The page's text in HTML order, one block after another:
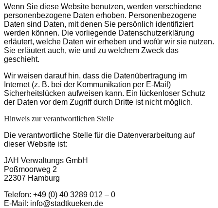
Wenn Sie diese Website benutzen, werden verschiedene
personenbezogene Daten erhoben. Personenbezogene
Daten sind Daten, mit denen Sie persönlich identifiziert
werden können. Die vorliegende Datenschutzerklärung
erläutert, welche Daten wir erheben und wofür wir sie nutzen.
Sie erläutert auch, wie und zu welchem Zweck das
geschieht.
Wir weisen darauf hin, dass die Datenübertragung im
Internet (z. B. bei der Kommunikation per E-Mail)
Sicherheitslücken aufweisen kann. Ein lückenloser Schutz
der Daten vor dem Zugriff durch Dritte ist nicht möglich.
Hinweis zur verantwortlichen Stelle
Die verantwortliche Stelle für die Datenverarbeitung auf
dieser Website ist:
JAH Verwaltungs GmbH
Poßmoorweg 2
22307 Hamburg
Telefon: +49 (0) 40 3289 012 – 0
E-Mail: info@stadtkueken.de